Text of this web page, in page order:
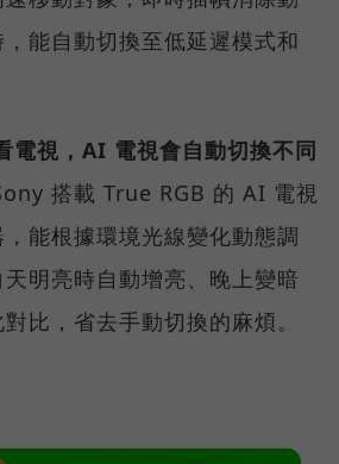
能自動切換至低延遲模式和
電視，AI 電視會自動切換不同
搭載 True RGB 的 AI 電視
能根據環境光線變化動態調
明亮時自動增亮、晚上變暗
比，省去手動切換的麻煩。